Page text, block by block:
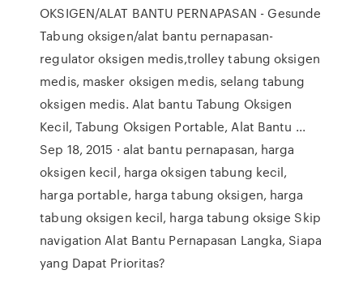
OKSIGEN/ALAT BANTU PERNAPASAN - Gesunde
Tabung oksigen/alat bantu pernapasan-
regulator oksigen medis,trolley tabung oksigen
medis, masker oksigen medis, selang tabung
oksigen medis. Alat bantu Tabung Oksigen
Kecil, Tabung Oksigen Portable, Alat Bantu ...
Sep 18, 2015 · alat bantu pernapasan, harga
oksigen kecil, harga oksigen tabung kecil,
harga portable, harga tabung oksigen, harga
tabung oksigen kecil, harga tabung oksige Skip
navigation Alat Bantu Pernapasan Langka, Siapa
yang Dapat Prioritas?